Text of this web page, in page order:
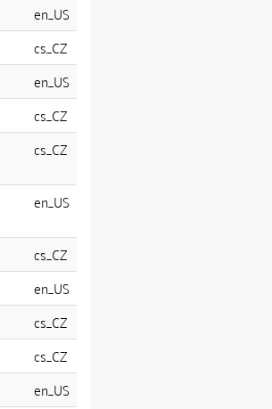
en_US
cs_CZ
en_US
cs_CZ
cs_CZ
en_US
cs_CZ
en_US
cs_CZ
cs_CZ
en_US